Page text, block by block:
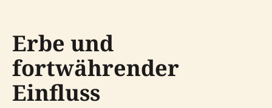
Erbe und
fortwährender
Einfluss